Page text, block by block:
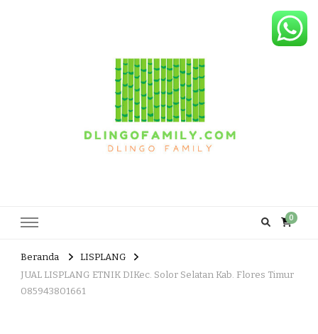
0
Beranda
LISPLANG
JUAL LISPLANG ETNIK DIKec. Solor Selatan Kab. Flores Timur
085943801661